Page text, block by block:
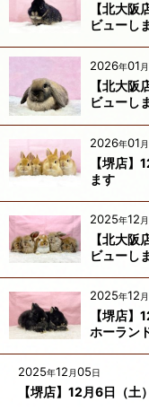
【北大
ビューし
2026年01 月
【北大
ビューし
2026年01 月
【堺店
ます
2025年12 月
【北大
ビューし
2025年12 月
【堺店
ホーラン
2025年12 月05日
【堺店】12月6日（